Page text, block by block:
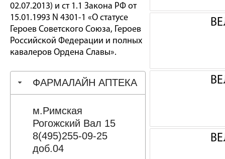
02.07.2013) и ст 1.1 Закона РФ от
15.01.1993 N 4301-1 «О статусе
Героев Советского Союза, Героев
Российской Федерации и полных
кавалеров Ордена Славы».
ФАРМАЛАЙН АПТЕКА
м.Римская
Рогожский Вал 15
8(495)255-09-25
доб.04